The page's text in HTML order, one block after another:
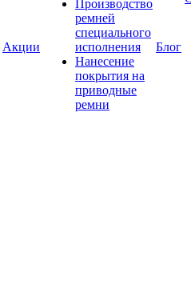
Акции
Производство
ремней
специального
исполнения
Нанесение
покрытия на
приводные
ремни
Блог